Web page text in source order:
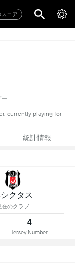
コア
currently playing for
統計情報
クタス
在のクラブ
4
Jersey Number